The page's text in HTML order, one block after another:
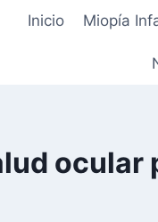
Inicio Miopía
ocular